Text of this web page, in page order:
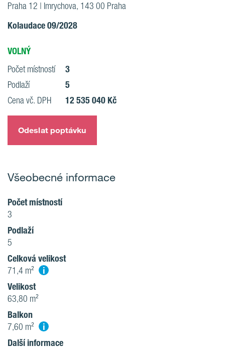
Praha 12 | Imrychova, 143 00 Praha
Kolaudace 09/2028
VOLNÝ
Počet místností 3
Podlaží 5
Cena vč. DPH 12 535 040 Kč
Odeslat poptávku
Všeobecné informace
Počet místností
3
Podlaží
5
Celková velikost
71,4 m² i
Velikost
63,80 m²
Balkon
7,60 m² i
Další informace